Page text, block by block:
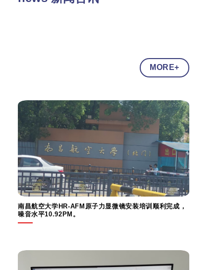
MORE+
南昌航空大学HR-AFM原子力显微镜安装培训顺利完成，
噪音水平10.92PM。